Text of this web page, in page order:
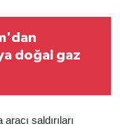
doğal gaz
saldırıları